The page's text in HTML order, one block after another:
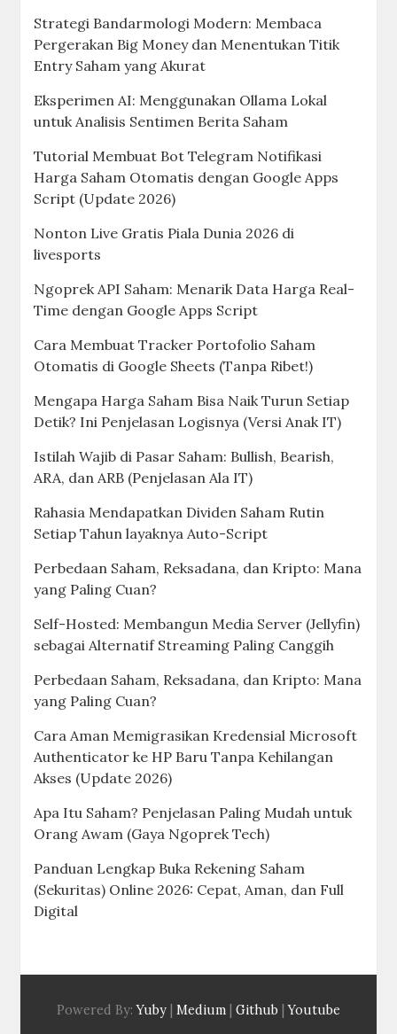
Strategi Bandarmologi Modern: Membaca
Pergerakan Big Money dan Menentukan Titik
Entry Saham yang Akurat
Eksperimen AI: Menggunakan Ollama Lokal
untuk Analisis Sentimen Berita Saham
Tutorial Membuat Bot Telegram Notifikasi
Harga Saham Otomatis dengan Google Apps
Script (Update 2026)
Nonton Live Gratis Piala Dunia 2026 di
livesports
Ngoprek API Saham: Menarik Data Harga Real-
Time dengan Google Apps Script
Cara Membuat Tracker Portofolio Saham
Otomatis di Google Sheets (Tanpa Ribet!)
Mengapa Harga Saham Bisa Naik Turun Setiap
Detik? Ini Penjelasan Logisnya (Versi Anak IT)
Istilah Wajib di Pasar Saham: Bullish, Bearish,
ARA, dan ARB (Penjelasan Ala IT)
Rahasia Mendapatkan Dividen Saham Rutin
Setiap Tahun layaknya Auto-Script
Perbedaan Saham, Reksadana, dan Kripto: Mana
yang Paling Cuan?
Self-Hosted: Membangun Media Server (Jellyfin)
sebagai Alternatif Streaming Paling Canggih
Perbedaan Saham, Reksadana, dan Kripto: Mana
yang Paling Cuan?
Cara Aman Memigrasikan Kredensial Microsoft
Authenticator ke HP Baru Tanpa Kehilangan
Akses (Update 2026)
Apa Itu Saham? Penjelasan Paling Mudah untuk
Orang Awam (Gaya Ngoprek Tech)
Panduan Lengkap Buka Rekening Saham
(Sekuritas) Online 2026: Cepat, Aman, dan Full
Digital
Powered By:Yuby Medium Github |Youtube